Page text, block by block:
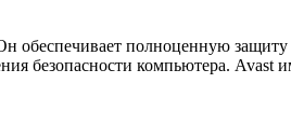
обеспечивает полноценную
безопасности компьютера. Avast